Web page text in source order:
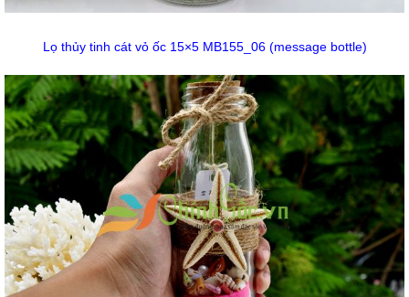
Lọ thủy tinh cát vỏ ốc 15×5 MB155_06 (message bottle)